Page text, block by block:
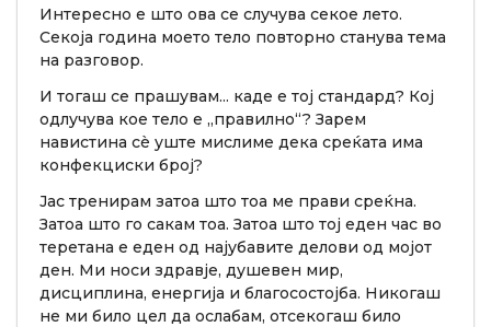
Интересно е што ова се случува секое лето.
Секоја година моето тело повторно станува тема
на разговор.
И тогаш се прашувам... каде е тој стандард? Кој
одлучува кое тело е „правилно“? Зарем
навистина сè уште мислиме дека среќата има
конфекциски број?
Јас тренирам затоа што тоа ме прави среќна.
Затоа што го сакам тоа. Затоа што тој еден час во
теретана е еден од најубавите делови од мојот
ден. Ми носи здравје, душевен мир,
дисциплина, енергија и благосостојба. Никогаш
не ми било цел да ослабам, отсекогаш било